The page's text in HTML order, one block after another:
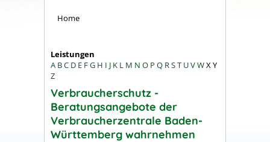
Home
Leistungen
A BC D E FG H I J K L M N O P Q RST UVWXY
Z
Verbraucherschutz -
Beratungsangebote der
Verbraucherzentrale Baden-
Württemberg wahrnehmen